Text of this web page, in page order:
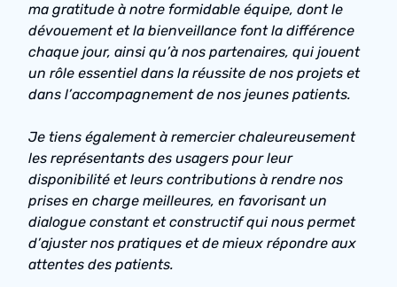
ma gratitude à notre formidable équipe, dont le
dévouement et la bienveillance font la différence
chaque jour, ainsi qu’à nos partenaires, qui jouent
un rôle essentiel dans la réussite de nos projets et
dans l’accompagnement de nos jeunes patients.
Je tiens également à remercier chaleureusement
les représentants des usagers pour leur
disponibilité et leurs contributions à rendre nos
prises en charge meilleures, en favorisant un
dialogue constant et constructif qui nous permet
d’ajuster nos pratiques et de mieux répondre aux
attentes des patients.